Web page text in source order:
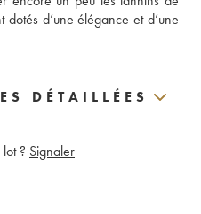
d’une élégance et d’une
DÉTAILLÉES
? Signaler